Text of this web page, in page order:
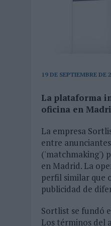
‘LA
19 DE SEPTIEMBRE DE
La plataforma
oficina en
La empresa
entre
('matchmaking')
en Madrid. La
perfil similar que
publicidad de
Sortlist se fundó
Los términos del